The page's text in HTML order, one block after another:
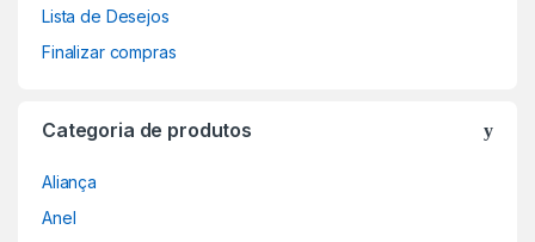
Lista de Desejos
Finalizar compras
Categoria de produtos
Aliança
Anel